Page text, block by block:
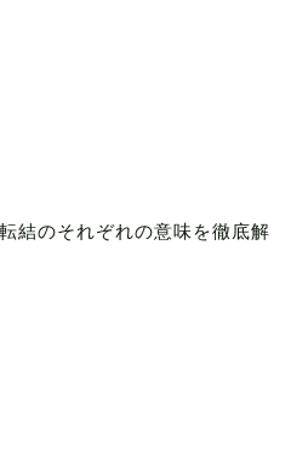
結のそれぞれの意味を徹底解